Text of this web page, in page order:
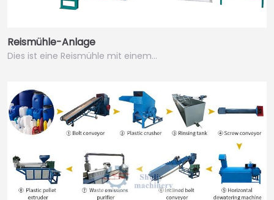
Reismühle-Anlage
Dies ist eine Reismühle mit einem…